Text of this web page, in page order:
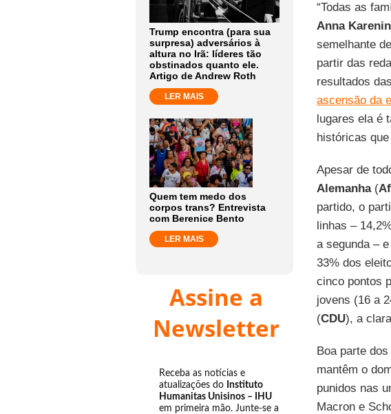
Trump encontra (para sua
surpresa) adversários à
altura no Irã: líderes tão
obstinados quanto ele.
Artigo de Andrew Roth
LER MAIS
Quem tem medo dos
corpos trans? Entrevista
com Berenice Bento
LER MAIS
Assine a
Newsletter
Receba as notícias e
atualizações do Instituto
Humanitas Unisinos – IHU
em primeira mão. Junte-se a
“Todas as
Anna
semelhante
partir das
resultados das
ascensão da
lugares ela é
históricas
Apesar de
Alemanha(
partido, o
linhas –
a segunda –
33% dos
cinco pontos
jovens (16 a
(CDU), a
Boa parte
mantêm o
punidos nas
Macron e